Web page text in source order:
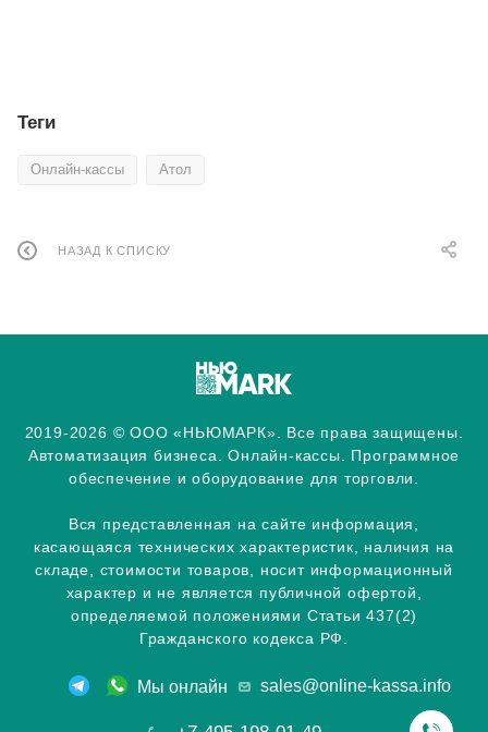
Теги
Онлайн-кассы Атол
НАЗАД К СПИСКУ
2019-2026 © ООО «НЬЮМАРК». Все права защищены.
Автоматизация бизнеса. Онлайн-кассы. Программное
обеспечение и оборудование для торговли.
Вся представленная на сайте информация,
касающаяся технических характеристик, наличия на
складе, стоимости товаров, носит информационный
характер и не является публичной офертой,
определяемой положениями Статьи 437(2)
Гражданского кодекса РФ.
Мы онлайн sales@online-kassa.info